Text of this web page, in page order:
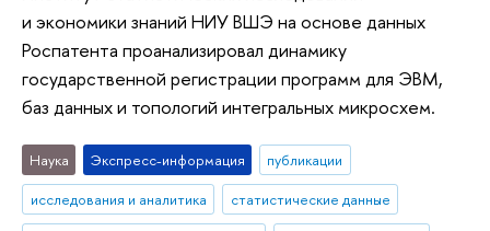
и экономики знаний НИУ ВШЭ на основе данных
Роспатента проанализировал динамику
государственной регистрации программ для ЭВМ,
баз данных и топологий интегральных микросхем.
Наука Экспресс-информация
публикации
исследования и аналитика
статистические данные